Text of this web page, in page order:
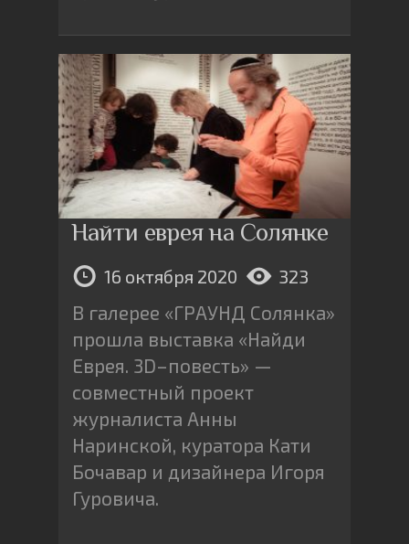
Найти еврея на Солянке
16 октября 2020 323
В галерее «ГРАУНД Солянка»
прошла выставка «Найди
Еврея. 3D–повесть» —
совместный проект
журналиста Анны
Наринской, куратора Кати
Бочавар и дизайнера Игоря
Гуровича.